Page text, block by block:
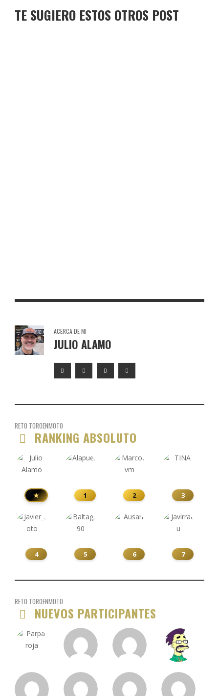
TE SUGIERO ESTOS OTROS POST
ACERCA DE MI
JULIO ALAMO
RETO TOROENMOTO
RANKING ABSOLUTO
★ 1 2 3
4 5 6 7
RETO TOROENMOTO
NUEVOS PARTICIPANTES